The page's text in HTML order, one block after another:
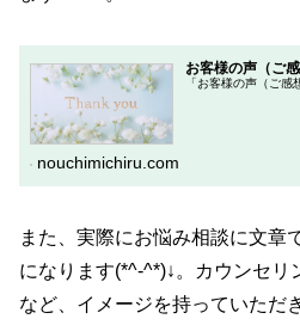
お客様の声（ご感
「お客様の声（ご感
nouchimichiru.com
また、実際にお悩み相談に文章
になります(*^-^*)↓。カウンセリ
など、イメージを持っていただ